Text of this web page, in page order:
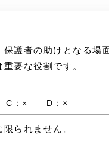
護者の助けとなる場
要な役割です。
C：× D：×
られません。